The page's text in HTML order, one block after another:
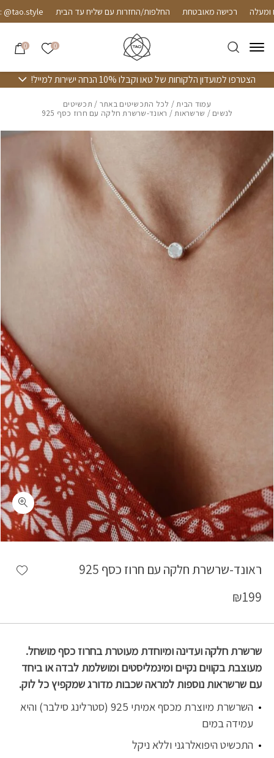
Skip to Contentרכישה מאובטחת החלפות/החזרות עם שליח עד הבית
0 הרשימה
0
הצטרפו למועדון הלקוחות של טאו וקבלו 10% הנחה ישירות למייל!
עמוד הבית/ לכל התכשיטים באתר / תכשיטים
לנשים / שרשראות/ ראונד-שרשרת חלקה עם חרוז כסף 925
ראונד-שרשרת חלקה עם חרוז כסף 925
₪199
שרשרת חלקה ועדינה ומיוחדת מעוטרת בחרוז כסף מושחל.
מעוצבת בקווים נקיים ומינמליסטים ומושלמת לבדה או ביחד
עם שרשראות נוספות למראה שכבות מדורג שמקפיץ כל לוק.
השרשרת מיוצרת מכסף אמיתי 925 (סטרלינג סילבר) והיא
עמידה במים
התכשיט היפואלרגני וללא ניקל
בחזרה למעלה